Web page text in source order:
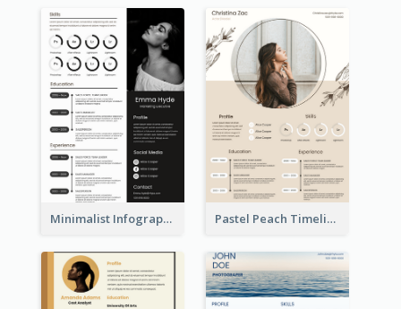
Minimalist Infographic Resume Pastel Peach Timeline Resume